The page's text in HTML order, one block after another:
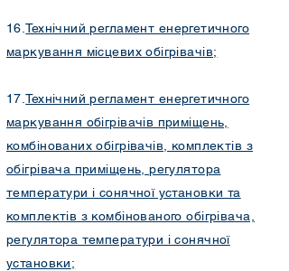
16.Технічний регламент енергетичного
маркування місцевих обігрівачів;
17.Технічний регламент енергетичного
маркування обігрівачів приміщень,
комбінованих обігрівачів, комплектів з
обігрівача приміщень, регулятора
температури і сонячної установки та
комплектів з комбінованого обігрівача,
регулятора температури і сонячної
установки;